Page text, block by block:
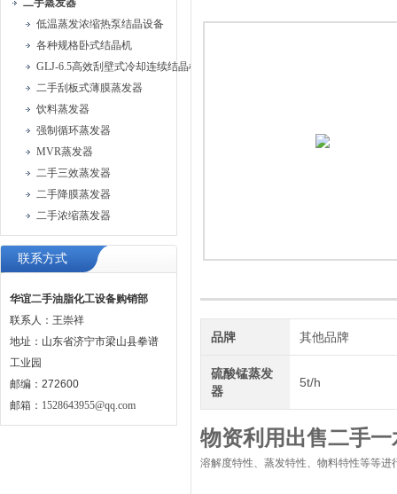
二手蒸发器
低温蒸发浓缩热泵结晶设备
各种规格卧式结晶机
GLJ-6.5高效刮壁式冷却连续结晶机
二手刮板式薄膜蒸发器
饮料蒸发器
强制循环蒸发器
MVR蒸发器
二手三效蒸发器
二手降膜蒸发器
二手浓缩蒸发器
联系方式
华谊二手油脂化工设备购销部
联系人：王崇祥
地址：山东省济宁市梁山县拳谱
工业园
邮编：272600
邮箱： 1528643955@qq.com
品牌 其他品牌
硫酸锰蒸发
器
5t/h
物资利用出售二手
溶解度特性、蒸发特性、物料特性等等进